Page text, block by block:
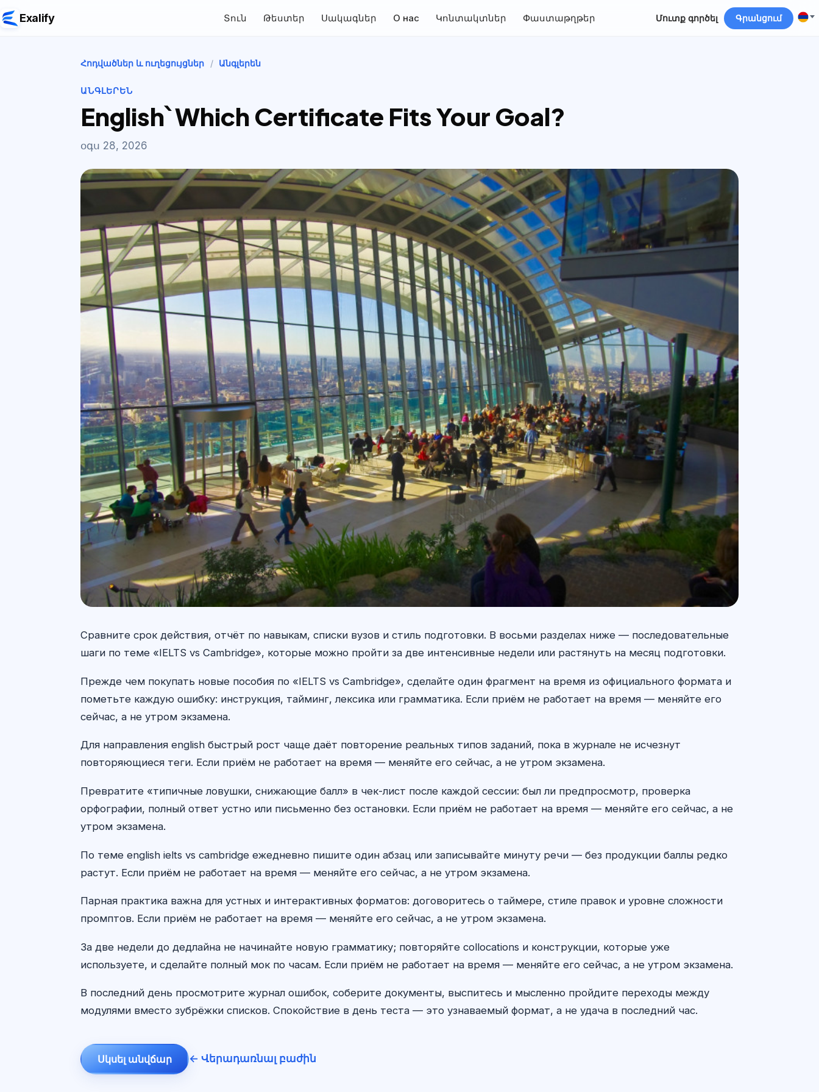
Exalify Տուն Թեստեր Սակագներ О нас Կոնտակտներ Փաստաթղթեր Մուտք գործել Գրանցում
Հոդվածներ և ուղեցույցներ / Անգլերեն
ԱՆԳԼԵՐԵՆ
English՝ Which Certificate Fits Your Goal?
օգս 28, 2026
Сравните срок действия, отчёт по навыкам, списки вузов и стиль подготовки. В восьми разделах ниже — последовательные
шаги по теме «IELTS vs Cambridge», которые можно пройти за две интенсивные недели или растянуть на месяц подготовки.
Прежде чем покупать новые пособия по «IELTS vs Cambridge», сделайте один фрагмент на время из официального формата и
пометьте каждую ошибку: инструкция, тайминг, лексика или грамматика. Если приём не работает на время — меняйте его
сейчас, а не утром экзамена.
Для направления english быстрый рост чаще даёт повторение реальных типов заданий, пока в журнале не исчезнут
повторяющиеся теги. Если приём не работает на время — меняйте его сейчас, а не утром экзамена.
Превратите «типичные ловушки, снижающие балл» в чек-лист после каждой сессии: был ли предпросмотр, проверка
орфографии, полный ответ устно или письменно без остановки. Если приём не работает на время — меняйте его сейчас, а не
утром экзамена.
По теме english ielts vs cambridge ежедневно пишите один абзац или записывайте минуту речи — без продукции баллы редко
растут. Если приём не работает на время — меняйте его сейчас, а не утром экзамена.
Парная практика важна для устных и интерактивных форматов: договоритесь о таймере, стиле правок и уровне сложности
промптов. Если приём не работает на время — меняйте его сейчас, а не утром экзамена.
За две недели до дедлайна не начинайте новую грамматику; повторяйте collocations и конструкции, которые уже
используете, и сделайте полный мок по часам. Если приём не работает на время — меняйте его сейчас, а не утром экзамена.
В последний день просмотрите журнал ошибок, соберите документы, выспитесь и мысленно пройдите переходы между
модулями вместо зубрёжки списков. Спокойствие в день теста — это узнаваемый формат, а не удача в последний час.
Սկսել անվճար ← Վերադառնալ բաժին